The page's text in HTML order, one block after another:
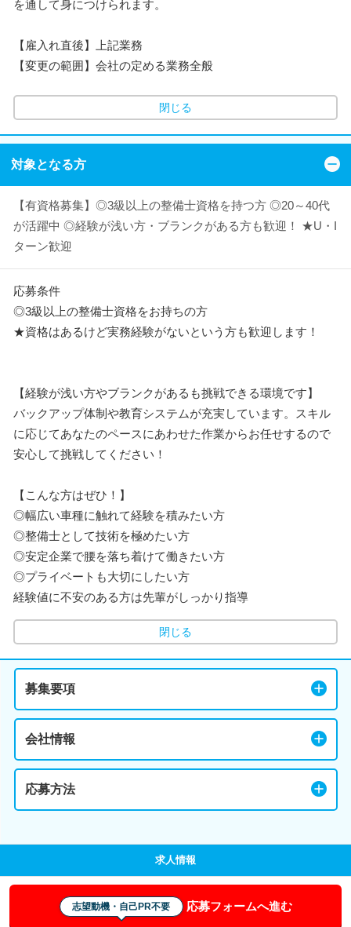
を通して身につけられます。
【雇入れ直後】上記業務
【変更の範囲】会社の定める業務全般
閉じる
対象となる方
【有資格募集】◎3級以上の整備士資格を持つ方 ◎20～40代
が活躍中 ◎経験が浅い方・ブランクがある方も歓迎！ ★U・I
ターン歓迎
応募条件
◎3級以上の整備士資格をお持ちの方
★資格はあるけど実務経験がないという方も歓迎します！
【経験が浅い方やブランクがあるも挑戦できる環境です】
バックアップ体制や教育システムが充実しています。スキル
に応じてあなたのペースにあわせた作業からお任せするので
安心して挑戦してください！
【こんな方はぜひ！】
◎幅広い車種に触れて経験を積みたい方
◎整備士として技術を極めたい方
◎安定企業で腰を落ち着けて働きたい方
◎プライベートも大切にしたい方
経験値に不安のある方は先輩がしっかり指導
閉じる
募集要項
会社情報
応募方法
求人情報
志望動機・自己PR不要 応募フォームへ進む